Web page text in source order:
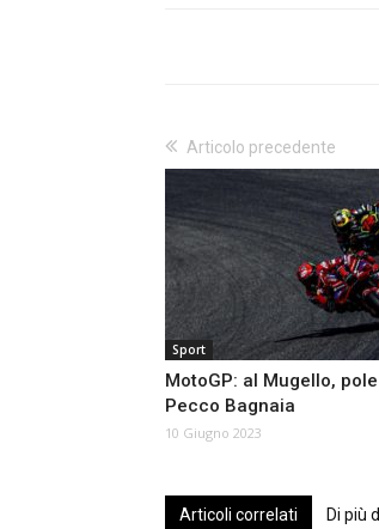
Articolo precedente
Sport
MotoGP: al Mugello,
Pecco Bagnaia
10 Giugno 2023
Articoli correlati Di più